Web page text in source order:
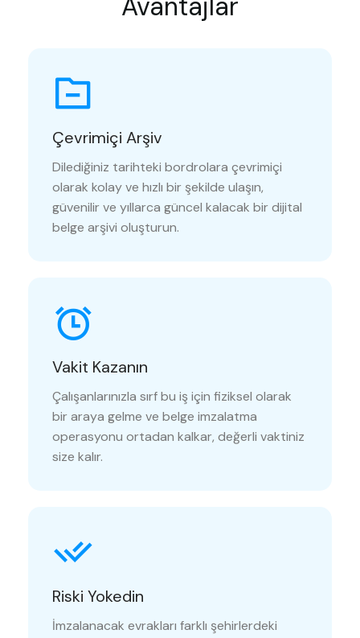
Çevrimiçi Arşiv
Dilediğiniz tarihteki bordrolara çevrimiçi
olarak kolay ve hızlı bir şekilde ulaşın,
güvenilir ve yıllarca güncel kalacak bir dijital
belge arşivi oluşturun.
Vakit Kazanın
Çalışanlarınızla sırf bu iş için fiziksel olarak
bir araya gelme ve belge imzalatma
operasyonu ortadan kalkar, değerli vaktiniz
size kalır.
Riski Yokedin
İmzalanacak evrakları farklı şehirlerdeki